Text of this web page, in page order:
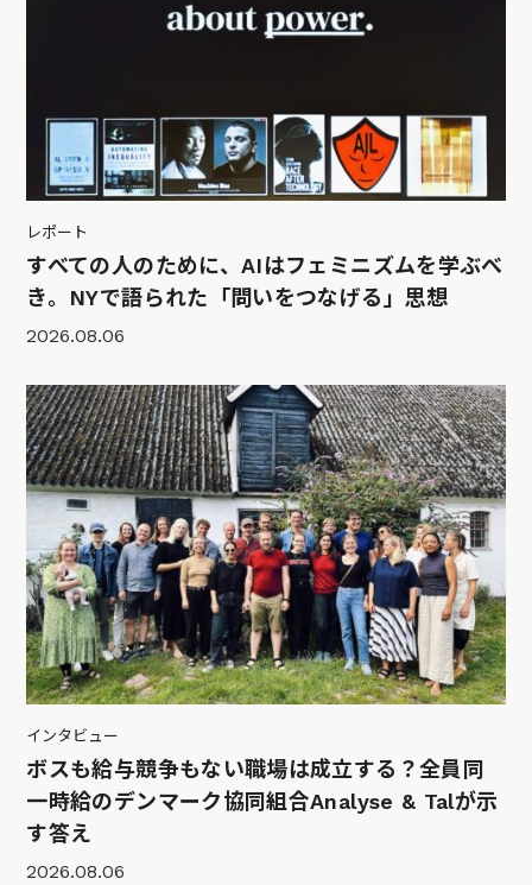
レポート
すべての人のために、AIはフェミニズムを学ぶべ
き。NYで語られた「問いをつなげる」思想
2026.08.06
インタビュー
ボスも給与競争もない職場は成立する？全員同
一時給のデンマーク協同組合Analyse & Talが示
す答え
2026.08.06